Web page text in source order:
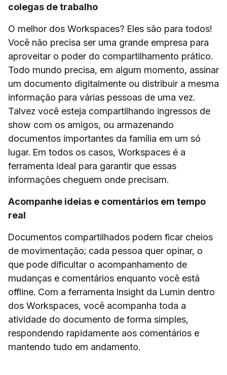
colegas de trabalho
O melhor dos Workspaces? Eles são para todos!
Você não precisa ser uma grande empresa para
aproveitar o poder do compartilhamento prático.
Todo mundo precisa, em algum momento, assinar
um documento digitalmente ou distribuir a mesma
informação para várias pessoas de uma vez.
Talvez você esteja compartilhando ingressos de
show com os amigos, ou armazenando
documentos importantes da família em um só
lugar. Em todos os casos, Workspaces é a
ferramenta ideal para garantir que essas
informações cheguem onde precisam.
Acompanhe ideias e comentários em tempo
real
Documentos compartilhados podem ficar cheios
de movimentação; cada pessoa quer opinar, o
que pode dificultar o acompanhamento de
mudanças e comentários enquanto você está
offline. Com a ferramenta Insight da Lumin dentro
dos Workspaces, você acompanha toda a
atividade do documento de forma simples,
respondendo rapidamente aos comentários e
mantendo tudo em andamento.